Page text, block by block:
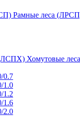
Рамные леса
Хомутовые
0.7
1.0
1.2
1.6
2.0